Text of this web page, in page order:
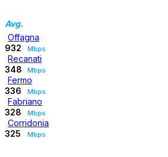
Avg.
Offagna
932
Mbps
Recanati
348
Mbps
Fermo
336
Mbps
Fabriano
328
Mbps
Corridonia
325
Mbps